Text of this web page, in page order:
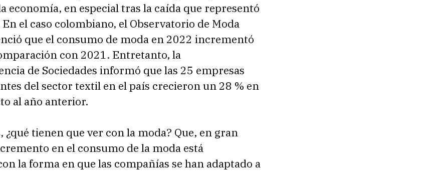
economía, en especial tras la caída que representó
el caso colombiano, el Observatorio de Moda
que el consumo de moda en 2022 incrementó
con 2021. Entretanto, la
de Sociedades informó que las 25 empresas
del sector textil en el país crecieron un 28 % en
al año anterior.
¿qué tienen que ver con la moda? Que, en gran
en el consumo de la moda está
la forma en que las compañías se han adaptado a